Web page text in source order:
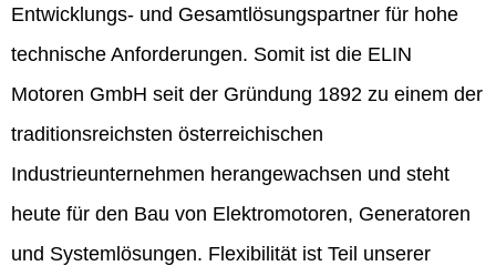
Entwicklungs- und Gesamtlösungspartner für hohe
technische Anforderungen. Somit ist die ELIN
Motoren GmbH seit der Gründung 1892 zu einem der
traditionsreichsten österreichischen
Industrieunternehmen herangewachsen und steht
heute für den Bau von Elektromotoren, Generatoren
und Systemlösungen. Flexibilität ist Teil unserer